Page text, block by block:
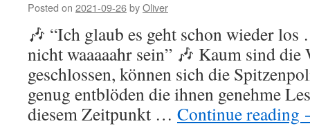
Posted on 2021-09-26byOliver
🎶 “Ich glaub es geht schon wieder
nicht waaaaahr sein” 🎶 Kaum sind die
geschlossen, können sich die
genug entblöden die ihnen genehme
diesem Zeitpunkt … Continue reading